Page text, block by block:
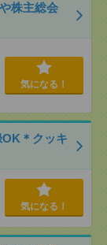
株主総会
気になる！
＊クッキ
気になる！